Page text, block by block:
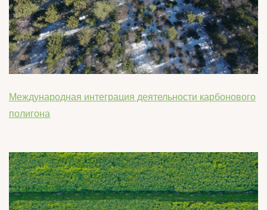
Международная интеграция деятельности карбонового
полигона